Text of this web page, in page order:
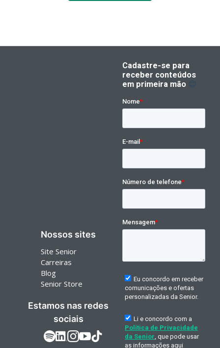
Nossos sites
Site Senior
Carreiras
Blog
Senior Store
Estamos nas redes
sociais